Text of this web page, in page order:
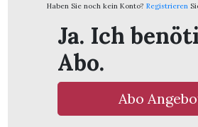
Haben Sie noch kein Konto? Registrieren
Ja. Ich
Abo.
Abo